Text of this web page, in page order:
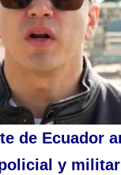
de Ecuador
y